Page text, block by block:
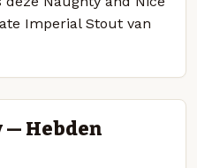
Imperial Stout van
— Hebden